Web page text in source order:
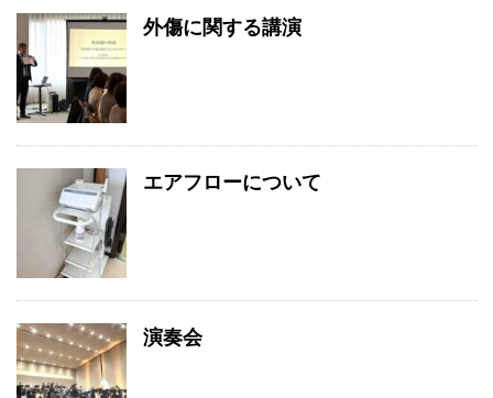
外傷に関する講演
エアフローについて
演奏会